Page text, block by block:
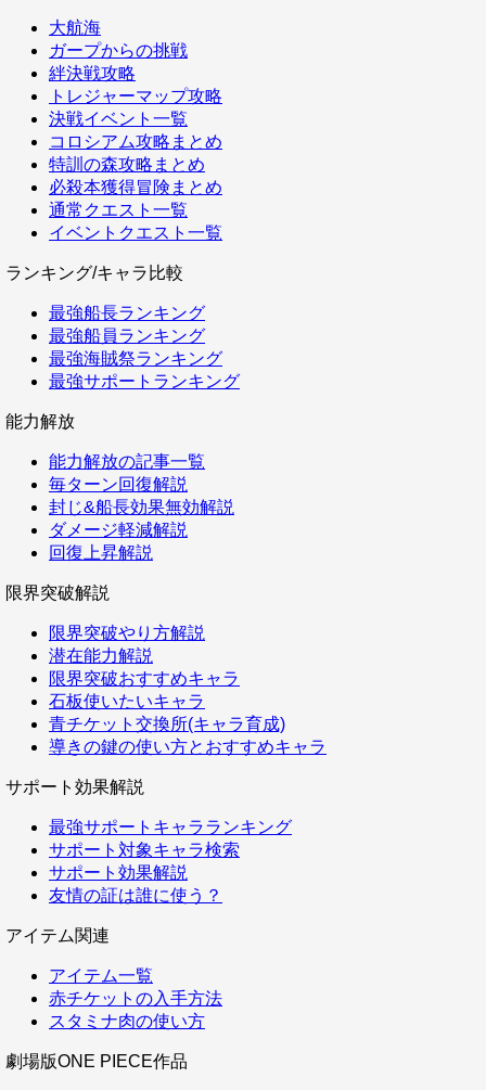
大航海
ガープからの挑戦
絆決戦攻略
トレジャーマップ攻略
決戦イベント一覧
コロシアム攻略まとめ
特訓の森攻略まとめ
必殺本獲得冒険まとめ
通常クエスト一覧
イベントクエスト一覧
ランキング/キャラ比較
最強船長ランキング
最強船員ランキング
最強海賊祭ランキング
最強サポートランキング
能力解放
能力解放の記事一覧
毎ターン回復解説
封じ&船長効果無効解説
ダメージ軽減解説
回復上昇解説
限界突破解説
限界突破やり方解説
潜在能力解説
限界突破おすすめキャラ
石板使いたいキャラ
青チケット交換所(キャラ育成)
導きの鍵の使い方とおすすめキャラ
サポート効果解説
最強サポートキャラランキング
サポート対象キャラ検索
サポート効果解説
友情の証は誰に使う？
アイテム関連
アイテム一覧
赤チケットの入手方法
スタミナ肉の使い方
劇場版ONE PIECE作品